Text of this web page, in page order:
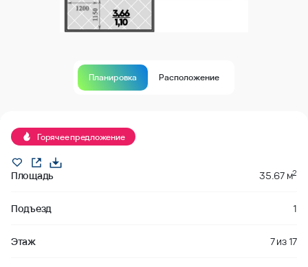
Планировка Расположение
Горячее предложение
Площадь 35.67 м2
Подъезд 1
Этаж 7из17